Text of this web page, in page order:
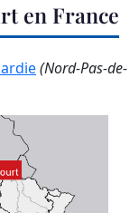
en France
(Nord-Pas-de-